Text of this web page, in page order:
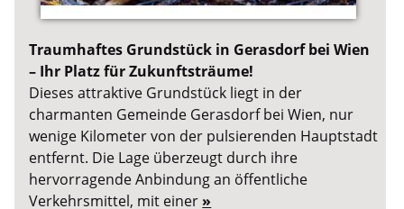
Traumhaftes Grundstück in Gerasdorf bei Wien
– Ihr Platz für Zukunftsträume!
Dieses attraktive Grundstück liegt in der
charmanten Gemeinde Gerasdorf bei Wien, nur
wenige Kilometer von der pulsierenden Hauptstadt
entfernt. Die Lage überzeugt durch ihre
hervorragende Anbindung an öffentliche
Verkehrsmittel, mit einer »